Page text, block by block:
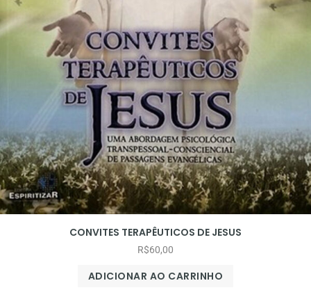
CONVITES TERAPÊUTICOS DE JESUS
R$60,00
ADICIONAR AO CARRINHO